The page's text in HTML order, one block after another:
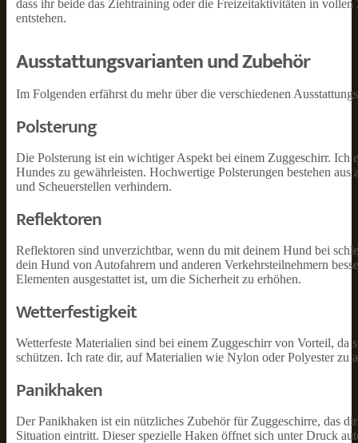
dass ihr beide das Ziehtraining oder die Freizeitaktivitäten in
entstehen.
Ausstattungsvarianten und Zubehör
Im Folgenden erfährst du mehr über die verschiedenen
Polsterung
Die Polsterung ist ein wichtiger Aspekt bei einem Zuggeschirr. Ich
Hundes zu gewährleisten. Hochwertige Polsterungen bestehen
und Scheuerstellen verhindern.
Reflektoren
Reflektoren sind unverzichtbar, wenn du mit deinem Hund bei
dein Hund von Autofahrern und anderen Verkehrsteilnehmern
Elementen ausgestattet ist, um die Sicherheit zu erhöhen.
Wetterfestigkeit
Wetterfeste Materialien sind bei einem Zuggeschirr von Vorteil,
schützen. Ich rate dir, auf Materialien wie Nylon oder Polyester zu
Panikhaken
Der Panikhaken ist ein nützliches Zubehör für Zuggeschirre, das
Situation eintritt. Dieser spezielle Haken öffnet sich unter Druck